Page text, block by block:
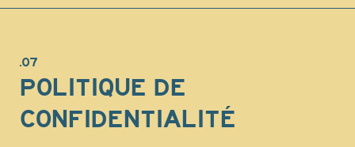
.07
POLITIQUE DE
CONFIDENTIALITÉ